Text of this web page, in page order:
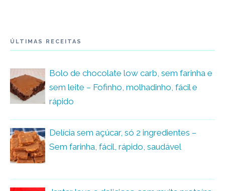
ÚLTIMAS RECEITAS
Bolo de chocolate low carb, sem farinha e
sem leite – Fofinho, molhadinho, fácil e
rápido
Delícia sem açúcar, só 2 ingredientes –
Sem farinha, fácil, rápido, saudável